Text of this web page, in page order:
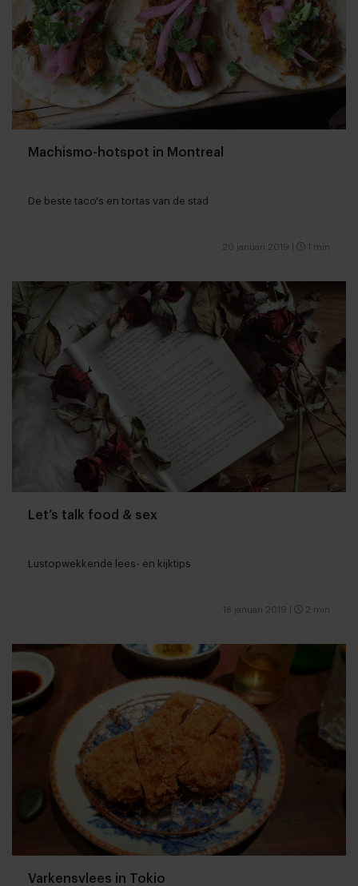
Machismo-hotspot in Montreal
De beste taco's en tortas van de stad
20 januari 2019 1 min
Let’s talk food & sex
Lustopwekkende lees- en kijktips
18 januari 2019 2 min
Varkensvlees in Tokio